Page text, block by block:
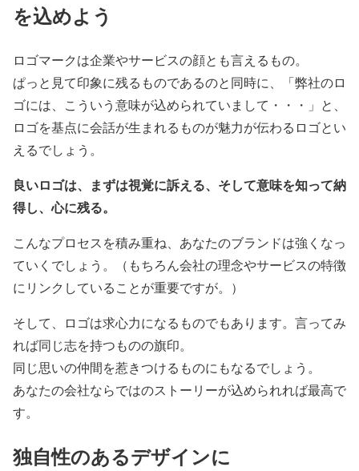
を込めよう
ロゴマークは企業やサービスの顔とも言えるもの。
ぱっと見て印象に残るものであるのと同時に、「弊社のロ
ゴには、こういう意味が込められていまして・・・」と、
ロゴを基点に会話が生まれるものが魅力が伝わるロゴとい
えるでしょう。
良いロゴは、まずは視覚に訴える、そして意味を知って納
得し、心に残る。
こんなプロセスを積み重ね、あなたのブランドは強くなっ
ていくでしょう。（もちろん会社の理念やサービスの特徴
にリンクしていることが重要ですが。）
そして、ロゴは求心力になるものでもあります。言ってみ
れば同じ志を持つものの旗印。
同じ思いの仲間を惹きつけるものにもなるでしょう。
あなたの会社ならではのストーリーが込められれば最高で
す。
独自性のあるデザインに